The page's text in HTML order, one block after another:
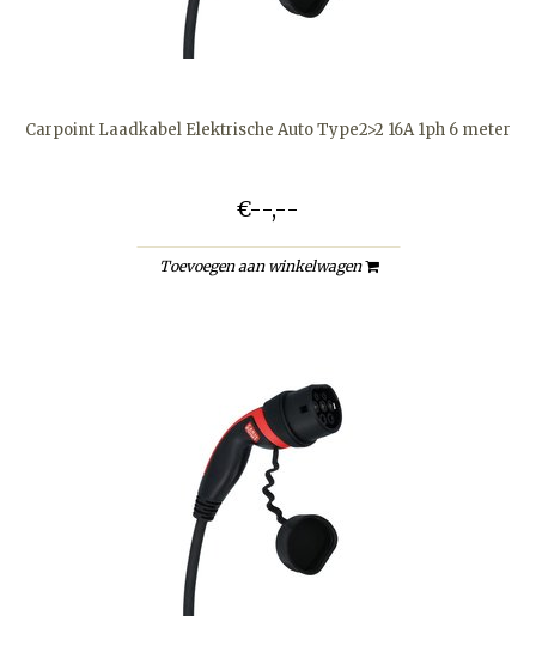
Carpoint Laadkabel Elektrische Auto Type2>2 16A 1ph 6 meter
€--,--
Toevoegen aan winkelwagen